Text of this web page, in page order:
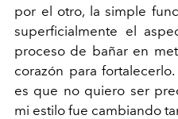
por el otro, la simple
superficialmente el
proceso de bañar en
corazón para
es que no quiero ser
mi estilo fue cambiando